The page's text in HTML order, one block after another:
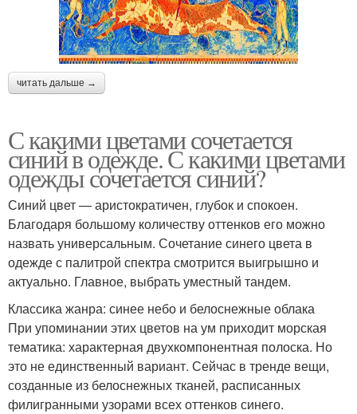
читать дальше →
С какими цветами сочетается
синий в одежде. С какими цветами
одежды сочетается синий?
Синий цвет — аристократичен, глубок и спокоен.
Благодаря большому количеству оттенков его можно
назвать универсальным. Сочетание синего цвета в
одежде с палитрой спектра смотрится выигрышно и
актуально. Главное, выбрать уместный тандем.
Классика жанра: синее небо и белоснежные облака
При упоминании этих цветов на ум приходит морская
тематика: характерная двухкомпонентная полоска. Но
это не единственный вариант. Сейчас в тренде вещи,
созданные из белоснежных тканей, расписанных
филигранными узорами всех оттенков синего.